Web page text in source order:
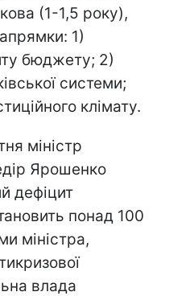
(1-1,5 року),
1)
бюджету; 2)
системи;
клімату.
міністр
Ярошенко
дефіцит
понад 100
міністра,
влада